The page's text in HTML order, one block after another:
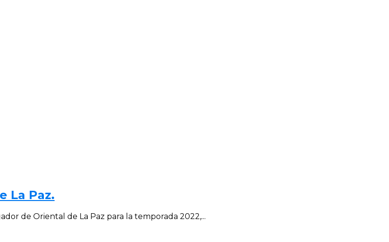
La Paz.
de Oriental de La Paz para la temporada 2022,...